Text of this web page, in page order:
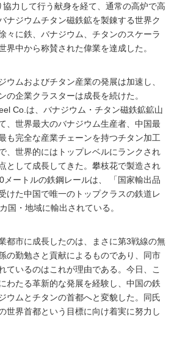
力して行う献身を経て、通常の高炉で高
ナジウムチタン磁鉄鉱を製錬する世界ク
々に鉄、バナジウム、チタンのスケーラ
界中から称賛された偉業を達成した。
ウムおよびチタン産業の発展は加速し、
の企業クラスターは成長を続けた。
Co.は、バナジウム・チタン磁鉄鉱鉱山
、世界最大のバナジウム生産者、中国最
も完全な産業チェーンを持つチタン加工
、世界的にはトップレベルにランクされ
として成長してきた。攀枝花で製造され
メートルの鉄鋼レールは、 「国家輸出品
けた中国で唯一のトップクラスの鉄道レ
国・地域に輸出されている。
都市に成長したのは、まさに第3戦線の無
の勤勉さと貢献によるものであり、同市
ているのはこれが理由である。今日、こ
わたる革新的な発展を経験し、中国の鉄
ウムとチタンの首都へと変貌した。同氏
世界首都という目標に向け着実に努力し